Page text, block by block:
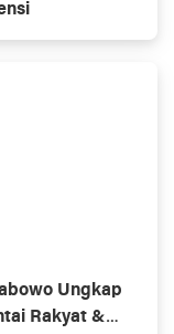
Ungkap
Rakyat &